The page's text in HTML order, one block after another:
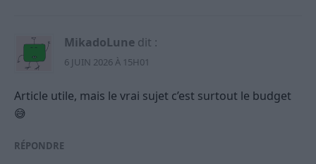
MikadoLune dit :
6 JUIN 2026 À 15H01
Article utile, mais le vrai sujet c’est surtout le budget
😅
RÉPONDRE